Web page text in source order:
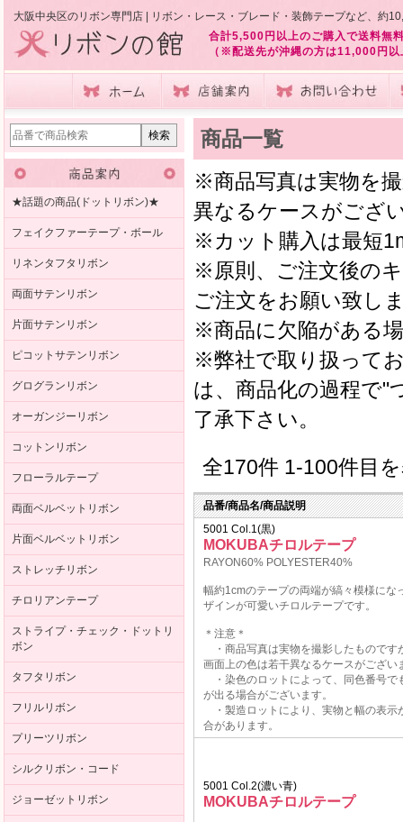
大阪中央区のリボン専門店 | リボン・レース・ブレード・装飾テープなど、約
合計5,500円以上のご購入で送料無
（※配送先が沖縄の方は11,000円
★話題の商品(ドットリボン)★
フェイクファーテープ・ボール
リネンタフタリボン
両面サテンリボン
片面サテンリボン
ピコットサテンリボン
グログランリボン
オーガンジーリボン
コットンリボン
フローラルテープ
両面ベルベットリボン
片面ベルベットリボン
ストレッチリボン
チロリアンテープ
ストライプ・チェック・ドットリ
ボン
タフタリボン
フリルリボン
プリーツリボン
シルクリボン・コード
ジョーゼットリボン
商品一覧
※商品写真は実物を
異なるケースがござ
※カット購入は最短
※原則、ご注文後の
ご注文をお願い致し
※商品に欠陥がある
※弊社で取り扱って
は、商品化の過程で"
了承下さい。
全170件 1-100件目
品番/商品名/商品説明
5001 Col.1(黒)
MOKUBAチロルテープ
RAYON60% POLYESTER40%
幅約1cmのテープの両端が縞々模様にな
ザインが可愛いチロルテープです。
＊注意＊
・商品写真は実物を撮影したものです
画面上の色は若干異なるケースがござい
・染色のロットによって、同色番号で
が出る場合がございます。
・製造ロットにより、実物と幅の表示
合があります。
5001 Col.2(濃い青)
MOKUBAチロルテープ